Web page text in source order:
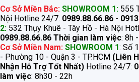
Cơ Sở Miền Bắc: SHOWROOM 1: 555
Nội Hotline 24/7: 0989.88.66.86 -
2: 532 Thụy Khuê - Tây Hồ - Hà Nội
0989.88.66.86 Thời gian làm việc: 8h
Cơ Sở Miền Nam: SHOWROOM 1: Số
- Phường 10 - Quận 3 - TP.HCM (Liên
Nhận Hỗ Trợ Tốt Nhất) Hotline 24/7:
làm việc: 8h30 - 22h